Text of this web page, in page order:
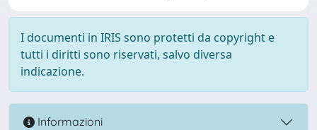
I documenti in IRIS sono protetti da copyright e
tutti i diritti sono riservati, salvo diversa
indicazione.
Informazioni